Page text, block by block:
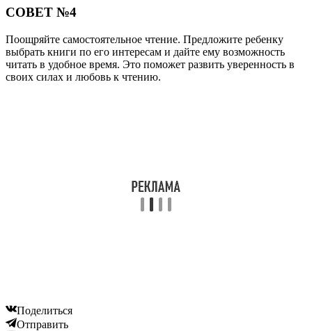
СОВЕТ №4
Поощряйте самостоятельное чтение. Предложите ребенку
выбрать книги по его интересам и дайте ему возможность
читать в удобное время. Это поможет развить уверенность в
своих силах и любовь к чтению.
Поделиться
Отправить